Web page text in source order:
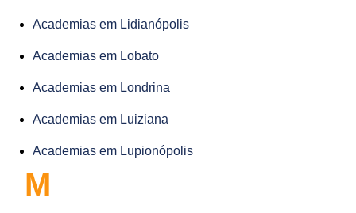
Academias em Lidianópolis
Academias em Lobato
Academias em Londrina
Academias em Luiziana
Academias em Lupionópolis
M